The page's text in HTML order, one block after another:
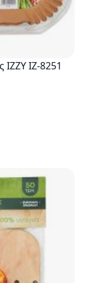
ΙΖ-8251